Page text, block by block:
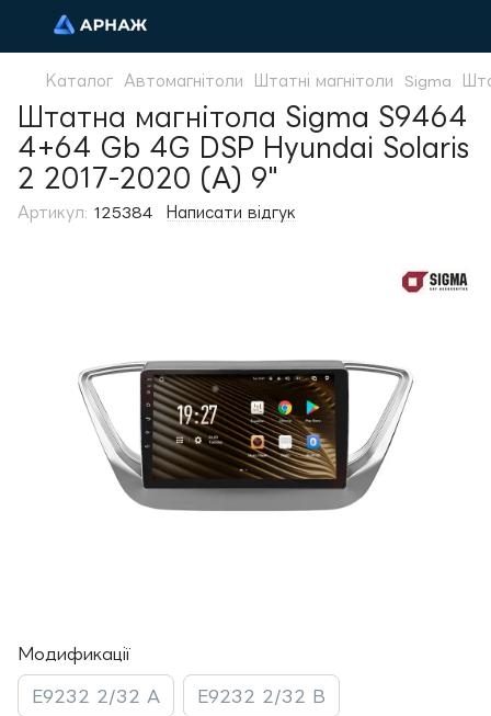
Каталог Автомагнітоли Штатні магнітоли Sigma
Штатна магнітола Sigma S9464
4+64 Gb 4G DSP Hyundai Solaris
2 2017-2020 (A) 9"
Артикул: 125384 Написати відгук
Модификації
E9232 2/32 A E9232 2/32 B